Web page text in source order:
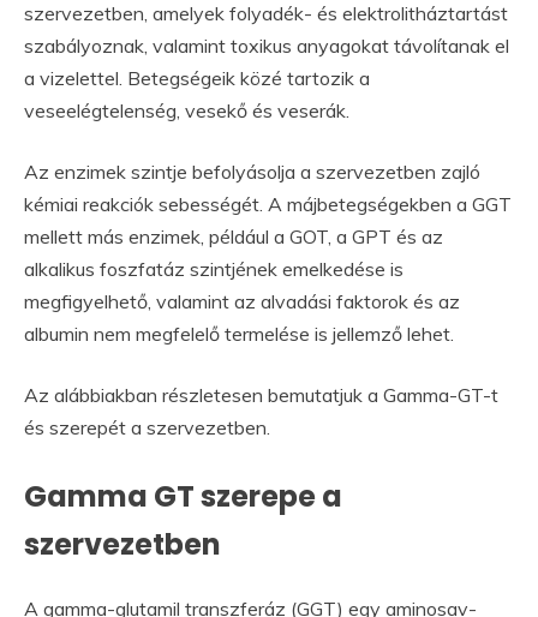
szervezetben, amelyek folyadék- és elektrolitháztartást
szabályoznak, valamint toxikus anyagokat távolítanak el
a vizelettel. Betegségeik közé tartozik a
veseelégtelenség, vesekő és veserák.
Az enzimek szintje befolyásolja a szervezetben zajló
kémiai reakciók sebességét. A májbetegségekben a GGT
mellett más enzimek, például a GOT, a GPT és az
alkalikus foszfatáz szintjének emelkedése is
megfigyelhető, valamint az alvadási faktorok és az
albumin nem megfelelő termelése is jellemző lehet.
Az alábbiakban részletesen bemutatjuk a Gamma-GT-t
és szerepét a szervezetben.
Gamma GT szerepe a
szervezetben
A gamma-glutamil transzferáz (GGT) egy aminosav-